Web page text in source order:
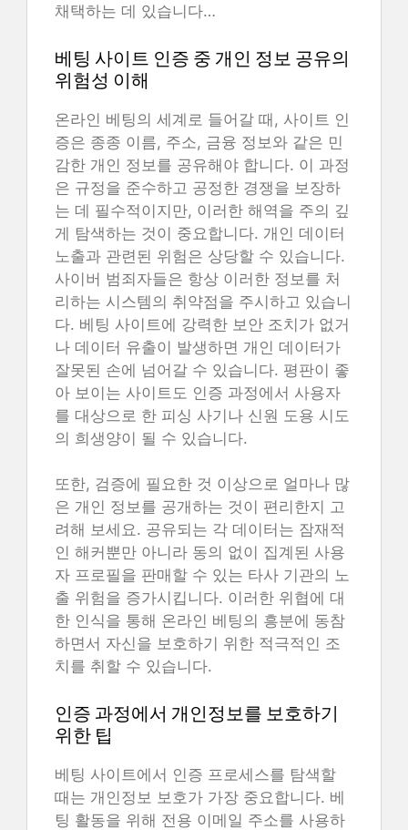
채택하는 데 있습니다…
베팅 사이트 인증 중 개인 정보 공유의
위험성 이해
온라인 베팅의 세계로 들어갈 때, 사이트 인
증은 종종 이름, 주소, 금융 정보와 같은 민
감한 개인 정보를 공유해야 합니다. 이 과정
은 규정을 준수하고 공정한 경쟁을 보장하
는 데 필수적이지만, 이러한 해역을 주의 깊
게 탐색하는 것이 중요합니다. 개인 데이터
노출과 관련된 위험은 상당할 수 있습니다.
사이버 범죄자들은 항상 이러한 정보를 처
리하는 시스템의 취약점을 주시하고 있습니
다. 베팅 사이트에 강력한 보안 조치가 없거
나 데이터 유출이 발생하면 개인 데이터가
잘못된 손에 넘어갈 수 있습니다. 평판이 좋
아 보이는 사이트도 인증 과정에서 사용자
를 대상으로 한 피싱 사기나 신원 도용 시도
의 희생양이 될 수 있습니다.
또한, 검증에 필요한 것 이상으로 얼마나 많
은 개인 정보를 공개하는 것이 편리한지 고
려해 보세요. 공유되는 각 데이터는 잠재적
인 해커뿐만 아니라 동의 없이 집계된 사용
자 프로필을 판매할 수 있는 타사 기관의 노
출 위험을 증가시킵니다. 이러한 위협에 대
한 인식을 통해 온라인 베팅의 흥분에 동참
하면서 자신을 보호하기 위한 적극적인 조
치를 취할 수 있습니다.
인증 과정에서 개인정보를 보호하기
위한 팁
베팅 사이트에서 인증 프로세스를 탐색할
때는 개인정보 보호가 가장 중요합니다. 베
팅 활동을 위해 전용 이메일 주소를 사용하